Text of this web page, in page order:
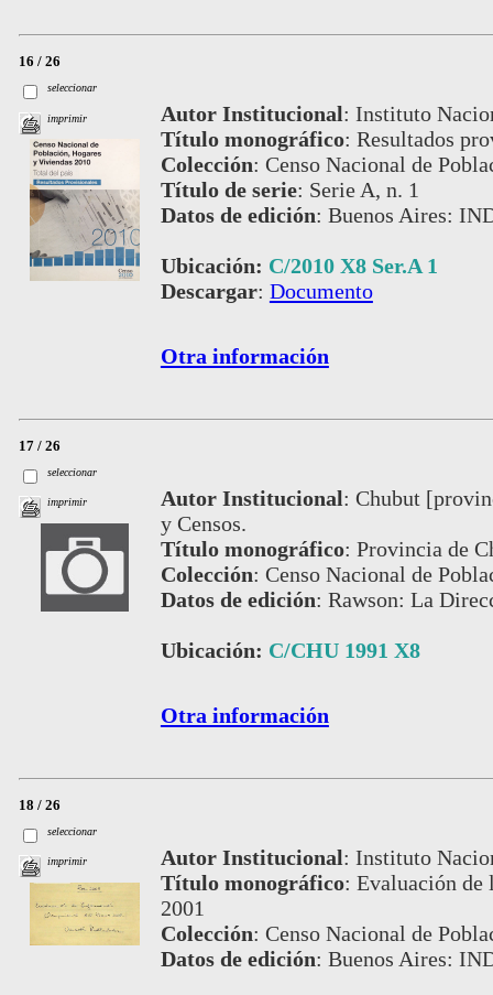
16 / 26
seleccionar
imprimir Autor Institucional: Instituto
Título monográfico: Resultados
Colección: Censo Nacional de
Título de serie: Serie A, n. 1
Datos de edición: Buenos Aires:
Ubicación: C/2010 X8 Ser.A 1
Descargar: Documento
Otra información
17 / 26
seleccionar
imprimir Autor Institucional: Chubut
y Censos.
Título monográfico: Provincia de
Colección: Censo Nacional de
Datos de edición: Rawson: La
Ubicación: C/CHU 1991 X8
Otra información
18 / 26
seleccionar
imprimir Autor Institucional: Instituto
Título monográfico: Evaluación de
2001
Colección: Censo Nacional de
Datos de edición: Buenos Aires: